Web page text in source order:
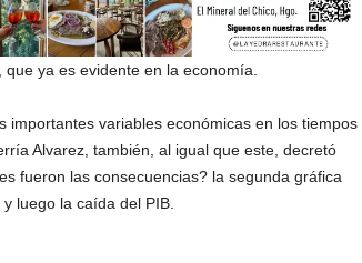
ya es evidente en la economía.
variables económicas en los tiempos
Alvarez, también, al igual que este, decretó
fueron las consecuencias? la segunda gráfica
luego la caída del PIB.